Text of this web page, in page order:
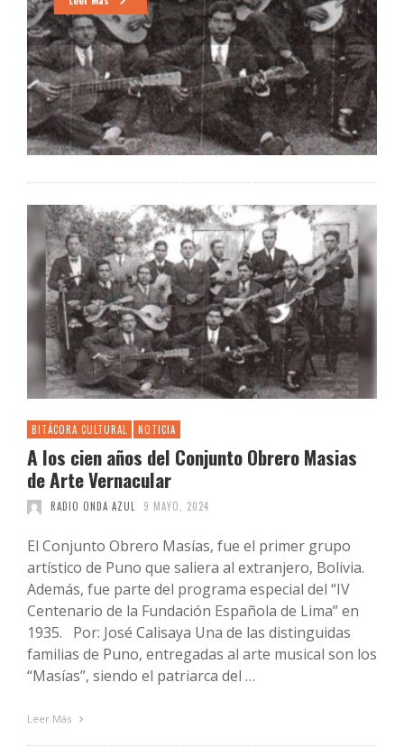
BITÁCORA CULTURAL NOTICIA
A los cien años del Conjunto Obrero Masias
de Arte Vernacular
RADIO ONDA AZUL 9 MAYO, 2024
El Conjunto Obrero Masías, fue el primer grupo
artístico de Puno que saliera al extranjero, Bolivia.
Además, fue parte del programa especial del “IV
Centenario de la Fundación Española de Lima” en
1935. Por: José Calisaya Una de las distinguidas
familias de Puno, entregadas al arte musical son los
“Masías”, siendo el patriarca del …
Leer Más